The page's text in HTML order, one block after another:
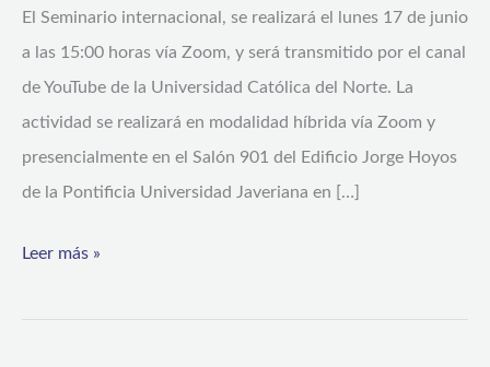
El Seminario internacional, se realizará el lunes 17 de junio
a las 15:00 horas vía Zoom, y será transmitido por el canal
de YouTube de la Universidad Católica del Norte. La
actividad se realizará en modalidad híbrida vía Zoom y
presencialmente en el Salón 901 del Edificio Jorge Hoyos
de la Pontificia Universidad Javeriana en […]
asociativos
de
España,
Chile
y
Colombia
Leer más »